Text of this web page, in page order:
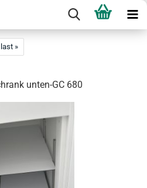
last »
unten-GC 680